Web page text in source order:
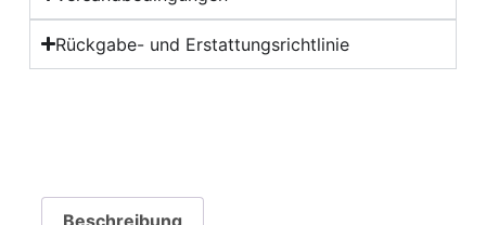
Rückgabe- und Erstattungsrichtlinie
Beschreibung